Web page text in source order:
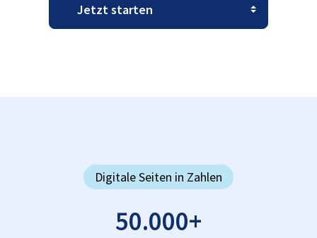
Digitale Seiten in Zahlen
50.000+